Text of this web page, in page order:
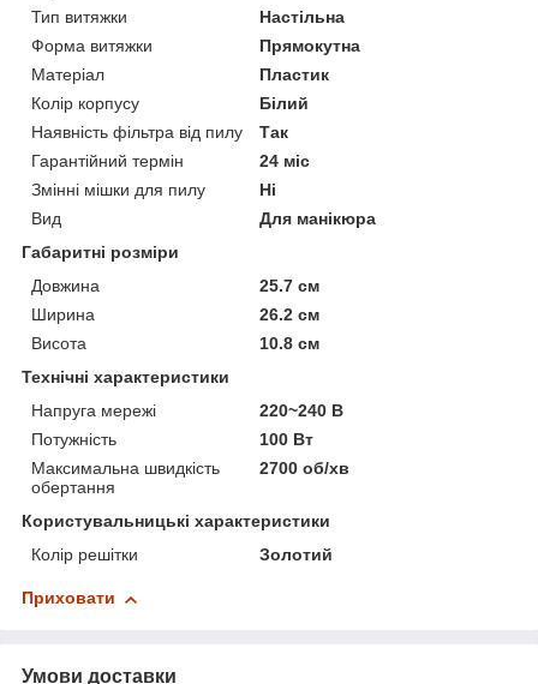
Тип витяжки
Настільна
Форма витяжки
Прямокутна
Матеріал
Пластик
Колір корпусу
Білий
Наявність фільтра від пилу
Так
Гарантійний термін
24 міс
Змінні мішки для пилу
Ні
Вид
Для манікюра
Габаритні розміри
Довжина
25.7 см
Ширина
26.2 см
Висота
10.8 см
Технічні характеристики
Напруга мережі
220~240 В
Потужність
100 Вт
Максимальна швидкість
обертання
2700 об/хв
Користувальницькі характеристики
Колір решітки
Золотий
Приховати
Умови доставки